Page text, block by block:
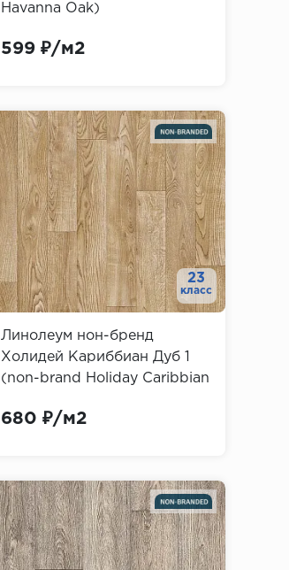
Havanna Oak)
599 ₽/м2
23
класс
Линолеум нон-бренд
Холидей Кариббиан Дуб 1
(non-brand Holiday Caribbian
680 ₽/м2